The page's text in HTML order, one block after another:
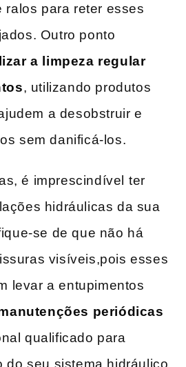
ralos para reter esses
Outro ponto
a limpeza regular
, utilizando​ produtos
a desobstruir e
sem danificá-los.
é imprescindível⁤ ter
hidráulicas da sua
se de que não‌ há
visíveis,pois esses
levar a entupimentos
periódicas
qualificado para
do seu sistema hidráulico